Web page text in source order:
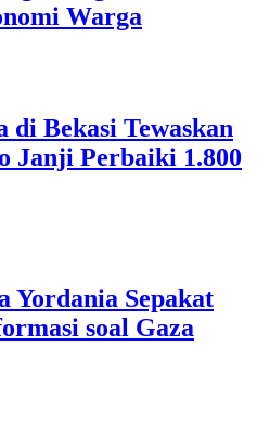
Warga
di Bekasi Tewaskan
Janji Perbaiki 1.800
Yordania Sepakat
soal Gaza